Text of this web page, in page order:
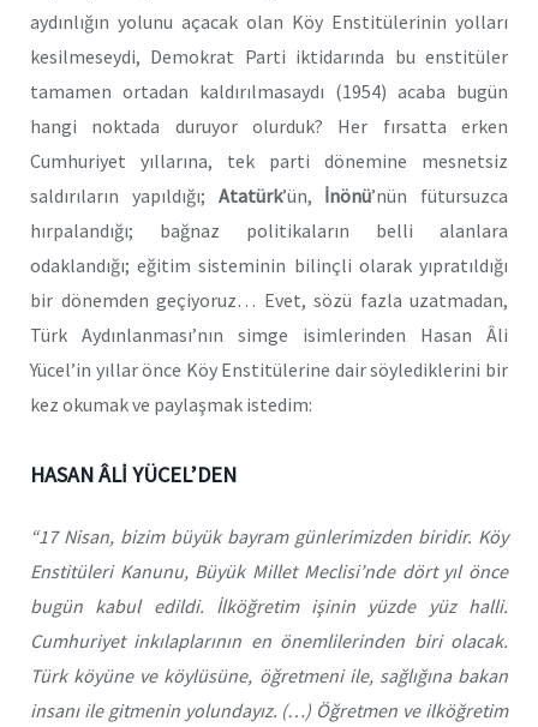
aydınlığın yolunu açacak olan Köy Enstitülerinin yolları
kesilmeseydi, Demokrat Parti iktidarında bu enstitüler
tamamen ortadan kaldırılmasaydı (1954) acaba bugün
hangi noktada duruyor olurduk? Her fırsatta erken
Cumhuriyet yıllarına, tek parti dönemine mesnetsiz
saldırıların yapıldığı; Atatürk’ün, İnönü’nün fütursuzca
hırpalandığı; bağnaz politikaların belli alanlara
odaklandığı; eğitim sisteminin bilinçli olarak yıpratıldığı
bir dönemden geçiyoruz… Evet, sözü fazla uzatmadan,
Türk Aydınlanması’nın simge isimlerinden Hasan Âli
Yücel’in yıllar önce Köy Enstitülerine dair söylediklerini bir
kez okumak ve paylaşmak istedim:
HASAN ÂLİ YÜCEL’DEN
“17 Nisan, bizim büyük bayram günlerimizden biridir. Köy
Enstitüleri Kanunu, Büyük Millet Meclisi’nde dört yıl önce
bugün kabul edildi. İlköğretim işinin yüzde yüz halli.
Cumhuriyet inkılaplarının en önemlilerinden biri olacak.
Türk köyüne ve köylüsüne, öğretmeni ile, sağlığına bakan
insanı ile gitmenin yolundayız. (…) Öğretmen ve ilköğretim